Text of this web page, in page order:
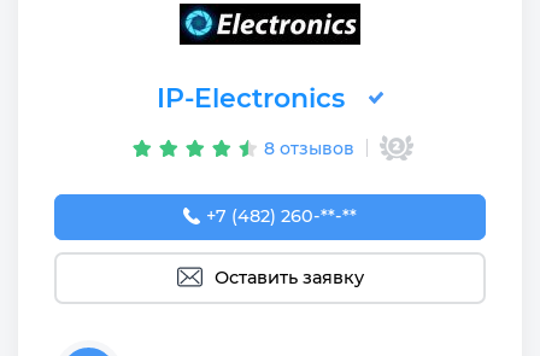
IP-Electronics
8 отзывов
+7 (482) 260-14-07
+7 (482) 260-**-**
Оставить заявку